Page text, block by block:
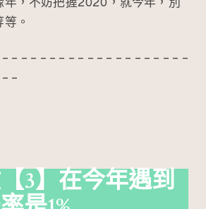
年，不妨把握2020，就今年，別
。
– – – – – – – – – – – – – – – – – – –
–
【3】在今年遇到